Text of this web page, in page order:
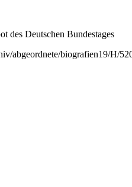
des Deutschen Bundestages
abgeordnete/biografien19/H/